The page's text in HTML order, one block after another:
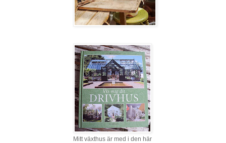
Mitt växthus är med i den här